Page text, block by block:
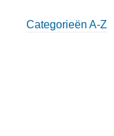
Categorieën A-Z